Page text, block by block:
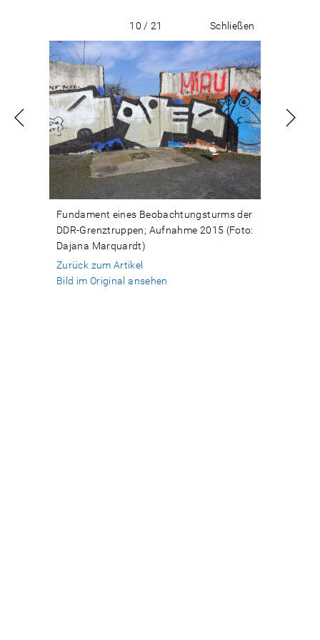
10 / 21 Schließen
Fundament eines Beobachtungsturms der
DDR-Grenztruppen; Aufnahme 2015 (Foto:
Dajana Marquardt)
Zurück zum Artikel
Bild im Original ansehen